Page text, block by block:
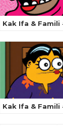
Kak Ifa & Famili
Kak Ifa & Famili